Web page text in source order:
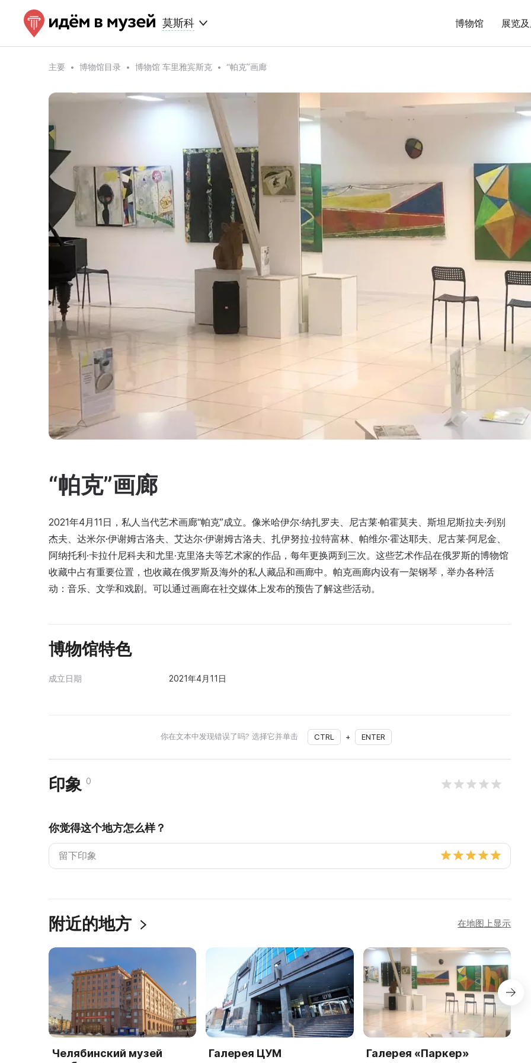
莫斯科 博物馆 展览
主要 博物馆目录 博物馆 车里雅宾斯克 “帕克”画廊
“帕克”画廊
2021年4月11日，私人当代艺术画廊“帕克”成立。像米哈伊尔·纳扎罗夫、尼古莱·帕霍莫夫、斯坦尼斯拉夫·列别
杰夫、达米尔·伊谢姆古洛夫、艾达尔·伊谢姆古洛夫、扎伊努拉·拉特富林、帕维尔·霍达耶夫、尼古莱·阿尼金、
阿纳托利·卡拉什尼科夫和尤里·克里洛夫等艺术家的作品，每年更换两到三次。这些艺术作品在俄罗斯的博物馆
收藏中占有重要位置，也收藏在俄罗斯及海外的私人藏品和画廊中。帕克画廊内设有一架钢琴，举办各种活
动：音乐、文学和戏剧。可以通过画廊在社交媒体上发布的预告了解这些活动。
博物馆特色
成立日期 2021年4月11日
你在文本中发现错误了吗? 选择它并单击 CTRL + ENTER
印象 0
你觉得这个地方怎么样？
附近的地方 在地图上显示
Челябинский музей
Галерея ЦУМ Галерея «Паркер»